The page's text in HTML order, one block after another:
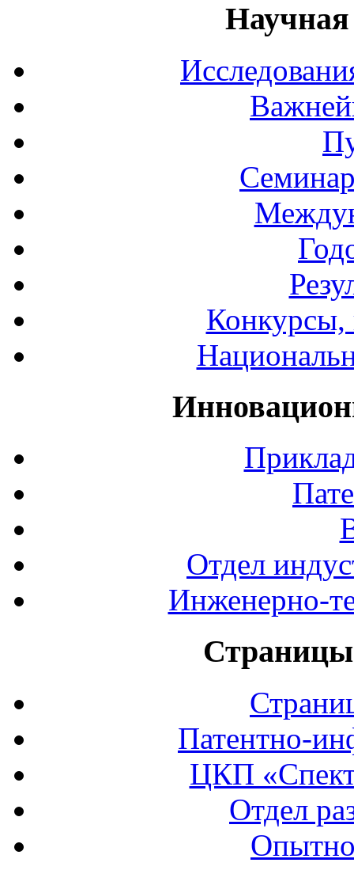
Научная
Конкурсы,
Отдел
Инженерно-
Страницы
Патентно-
ЦКП
Отдел